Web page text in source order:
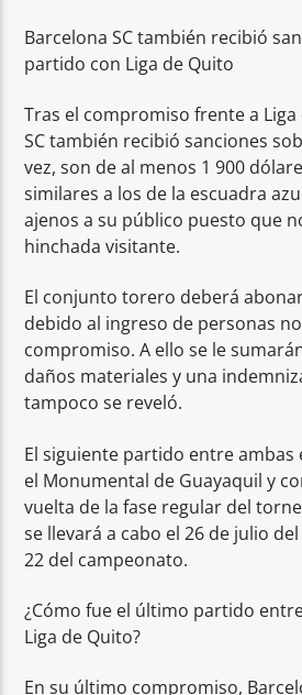
Barcelona SC también recibió
partido con Liga de Quito
Tras el compromiso frente a
SC también recibió sanciones
vez, son de al menos 1 900
similares a los de la escuadra
ajenos a su público puesto que
hinchada visitante.
El conjunto torero deberá
debido al ingreso de personas
compromiso. A ello se le
daños materiales y una
tampoco se reveló.
El siguiente partido entre ambas
el Monumental de Guayaquil y
vuelta de la fase regular del
se llevará a cabo el 26 de julio
22 del campeonato.
¿Cómo fue el último partido
Liga de Quito?
En su último compromiso,